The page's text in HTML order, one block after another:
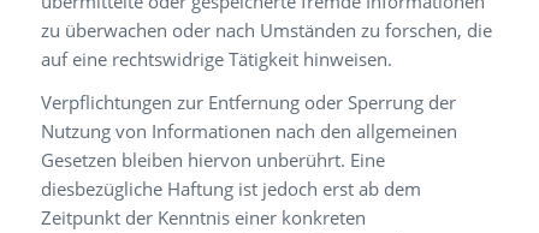
zu überwachen oder nach Umständen zu forschen, die
auf eine rechtswidrige Tätigkeit hinweisen.
Verpflichtungen zur Entfernung oder Sperrung der
Nutzung von Informationen nach den allgemeinen
Gesetzen bleiben hiervon unberührt. Eine
diesbezügliche Haftung ist jedoch erst ab dem
Zeitpunkt der Kenntnis einer konkreten